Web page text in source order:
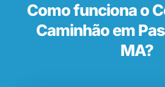
Como funciona o
Caminhão em
MA?